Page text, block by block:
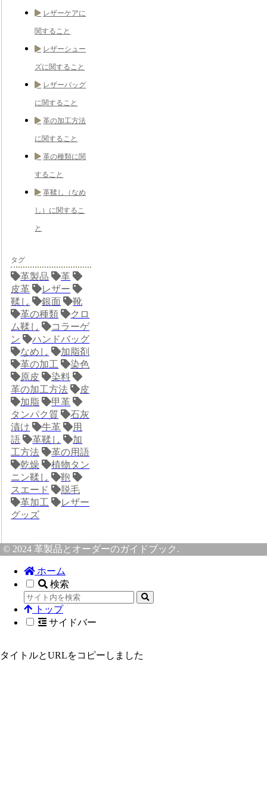
レザーケアに
関すること
レザーシュー
ズに関すること
レザーバッグ
に関すること
革の加工方法
に関すること
革の種類に関
すること
革鞣し（なめ
し）に関するこ
と
タグ
革製品
革
皮革
レザー
鞣し
銀面
靴
革の種類
クロ
ム鞣し
コラーゲ
ン
ハンドバッグ
なめし
加脂剤
革の加工
染色
原皮
染料
革の加工方法
皮
加脂
甲革
タンパク質
石灰
漬け
牛革
用
語
革鞣し
加
工方法
革の用語
乾燥
植物タン
ニン鞣し
鞄
スエード
脱毛
革加工
レザー
グッズ
© 2024 革製品とオーダーのガイドブック.
ホーム
検索
トップ
サイドバー
タイトルとURLをコピーしました